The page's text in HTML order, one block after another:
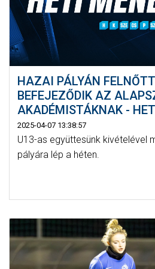
HAZAI PÁLYÁN
BEFEJEZŐDIK AZ
AKADÉMISTÁKNAK -
2025-04-07 13:38:57
U13-as együttesünk kivételével
pályára lép a héten.